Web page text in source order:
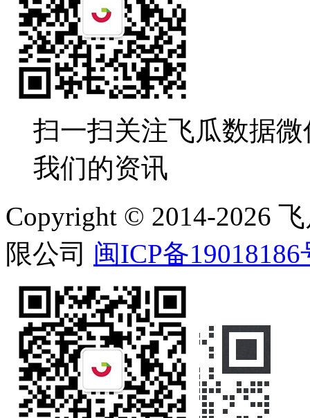
扫一扫关注飞瓜数据
我们的资讯
Copyright © 2014-2026
限公司 闽ICP备19018186
在线客服